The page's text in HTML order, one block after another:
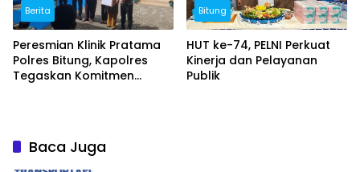
Berita
Peresmian Klinik Pratama
Polres Bitung, Kapolres
Tegaskan Komitmen
Bitung
HUT ke-74, PELNI Perkuat
Kinerja dan Pelayanan
Publik
Baca Juga